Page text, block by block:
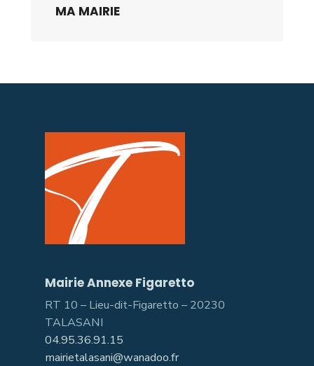
MA MAIRIE
Mairie Annexe Figaretto
RT 10 – Lieu-dit-Figaretto – 20230
TALASANI
04.95.36.91.15
mairietalasani@wanadoo.fr